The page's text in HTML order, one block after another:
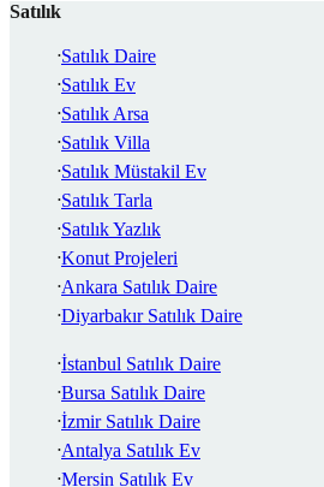
Satılık
Satılık Daire
Satılık Ev
Satılık Arsa
Satılık Villa
Satılık Müstakil Ev
Satılık Tarla
Satılık Yazlık
Konut Projeleri
Ankara Satılık Daire
Diyarbakır Satılık Daire
İstanbul Satılık Daire
Bursa Satılık Daire
İzmir Satılık Daire
Antalya Satılık Ev
Mersin Satılık Ev